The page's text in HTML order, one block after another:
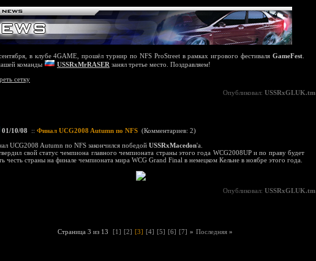
в клубе 4GAME, прошёл турнир по NFS ProStreet в рамках игрового фестиваля GameFest
команды
USSRxMrRASER занял третье место Поздравляем!
сетку
Опубликовал: USSRxGLUK.tm
01/10/08 :: Финал UCG2008 Autumn по NFS (Комментариев: 2)
UCG2008 Autumn по NFS закончился победой USSRxMacedon'а.
свой статус чемпиона главного чемпионата страны этого года WCG2008UP и по праву будет
честь страны на финале чемпионата мира WCG Grand Final в немецком Кельне в ноябре этого года.
Опубликовал: USSRxGLUK.tm
Страница 3 из 13 [1] [2] [3] [4] [5] [6] [7] » Последняя »